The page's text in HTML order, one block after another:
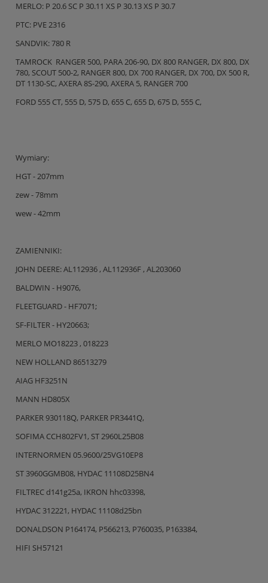
MERLO: P 20.6 SC P 30.11 XS P 30.13 XS P 30.7
PTC: PVE 2316
SANDVIK: 780 R
TAMROCK RANGER 500, PARA 206-90, DX 800 RANGER, DX 800, DX
780, SCOUT 500-2, RANGER 800, DX 700 RANGER, DX 700, DX 500 R,
DT 1130-SC, AXERA 8S-290, AXERA 5, RANGER 700
FORD 555 CT, 555 D, 575 D, 655 C, 655 D, 675 D, 555 C,
Wymiary:
HGT - 207mm
zew - 78mm
wew - 42mm
ZAMIENNIKI:
JOHN DEERE: AL112936 , AL112936F , AL203060
BALDWIN - H9076,
FLEETGUARD - HF7071;
SF-FILTER - HY20663;
MERLO MO18223 , 018223
NEW HOLLAND 86513279
AIAG HF3251N
MANN HD805X
PARKER 930118Q, PARKER PR3441Q,
SOFIMA CCH802FV1, ST 2960L25B08
INTERNORMEN 05.9600/25VG10EP8
ST 3960GGMB08, HYDAC 11108D25BN4
FILTREC d141g25a, IKRON hhc03398,
HYDAC 312221, HYDAC 11108d25bn
DONALDSON P164174, P566213, P760035, P163384,
HIFI SH57121